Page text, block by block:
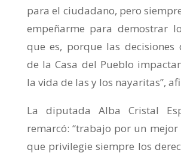
para el ciudadano, pero
empeñarme para demostrar
que es, porque las decisiones
de la Casa del Pueblo
la vida de las y los nayaritas”,
La diputada Alba Cristal
remarcó: “trabajo por un
que privilegie siempre los